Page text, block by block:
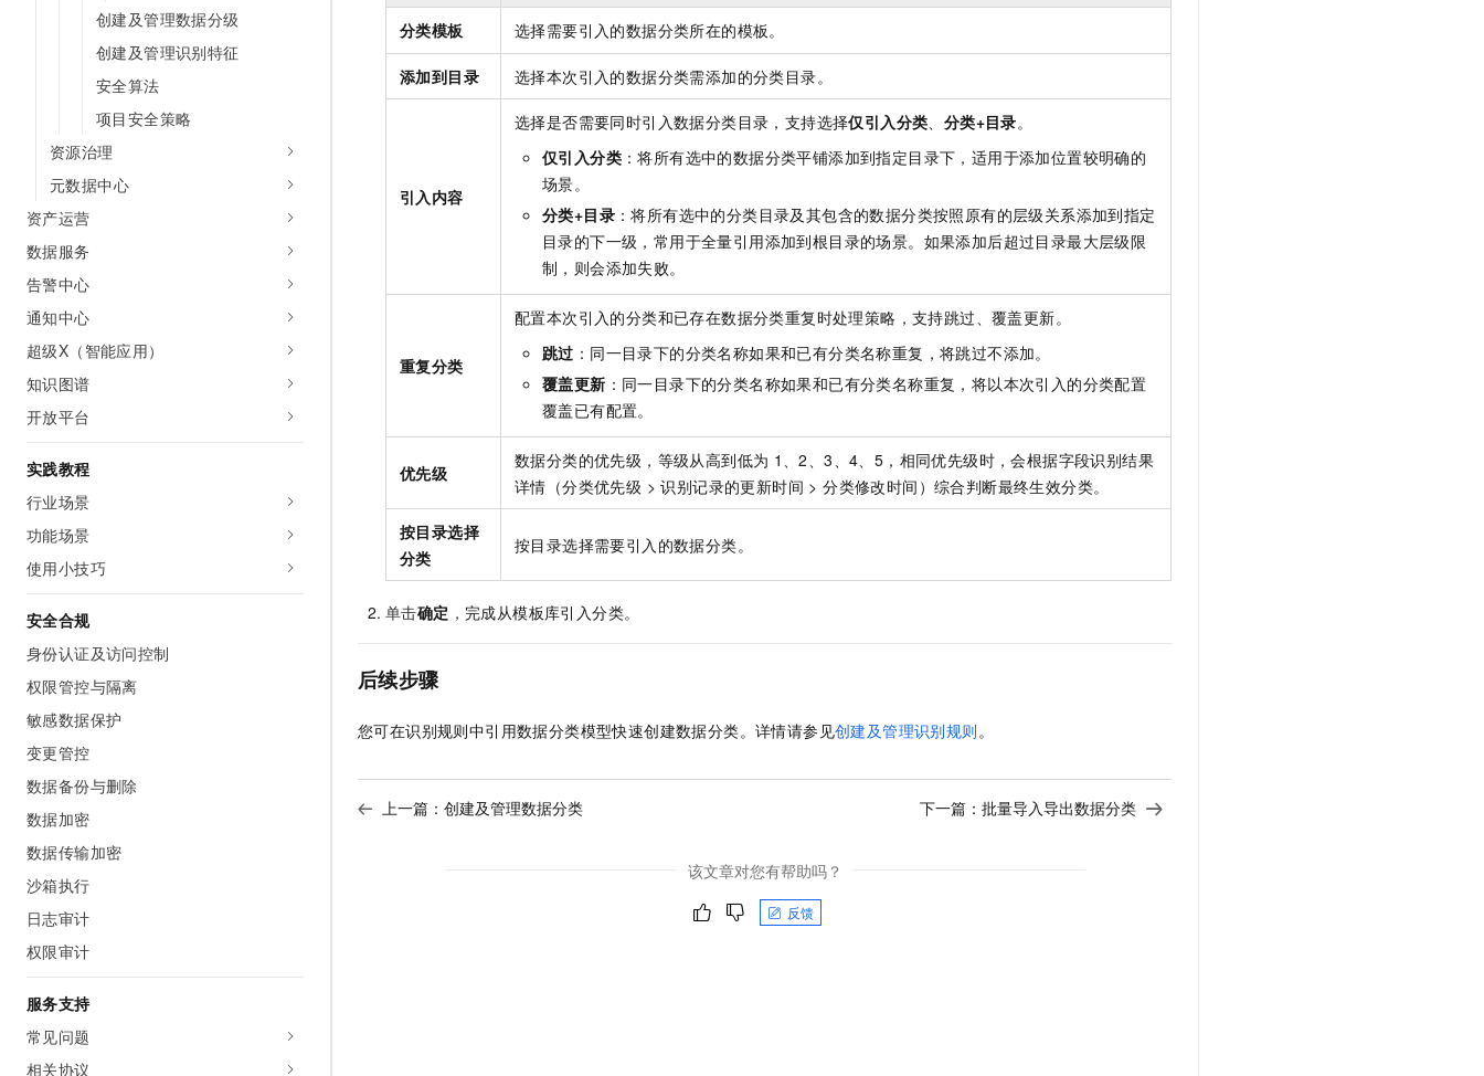
创建及管理数据分级
创建及管理识别特征
安全算法
项目安全策略
资源治理
元数据中心
资产运营
数据服务
告警中心
通知中心
超级X（智能应用）
知识图谱
开放平台
实践教程
行业场景
功能场景
使用小技巧
安全合规
身份认证及访问控制
权限管控与隔离
敏感数据保护
变更管控
数据备份与删除
数据加密
数据传输加密
沙箱执行
日志审计
权限审计
服务支持
常见问题
相关协议
分类模板 选择需要引入的数据分类所在的模板。
添加到目录 选择本次引入的数据分类需添加的分类目录。
引入内容
选择是否需要同时引入数据分类目录，支持选择仅引入分类 分类+目录。
仅引入分类 ：将所有选中的数据分类平铺添加到指定目录下，适用于添加位置较明确的
场景。
分类+目录 ：将所有选中的分类目录及其包含的数据分类按照原有的层级关系添加到指定
目录的下一级，常用于全量引用添加到根目录的场景。如果添加后超过目录最大层级限
制，则会添加失败。
重复分类
配置本次引入的分类和已存在数据分类重复时处理策略，支持跳过、覆盖更新。
跳过 ： 同一目录下的分类名称如果和已有分类名称重复，将跳过不添加。
覆盖更新 ：同一目录下的分类名称如果和已有分类名称重复，将以本次引入的分类配置
覆盖已有配置。
优先级
数据分类的优先级，等级从高到低为 1、2、3、4、5，相同优先级时，会根据字段识别结果
详情（分类优先级 > 识别记录的更新时间 > 分类修改时间）综合判断最终生效分类。
按目录选择
分类
按目录选择需要引入的数据分类。
单击确定 ， 完成从模板库引入分类。
后续步骤
您可在识别规则中引用数据分类模型快速创建数据分类。详情请参见创建及管理识别规则 。
上一篇： 创建及管理数据分类 下一篇： 批量导入导出数据分类
该文章对您有帮助吗？
反馈